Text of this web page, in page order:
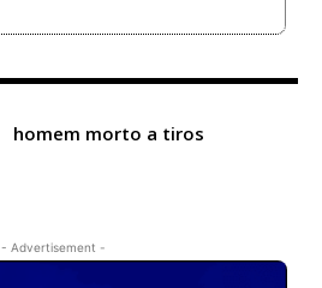
homem morto a tiros
- Advertisement -